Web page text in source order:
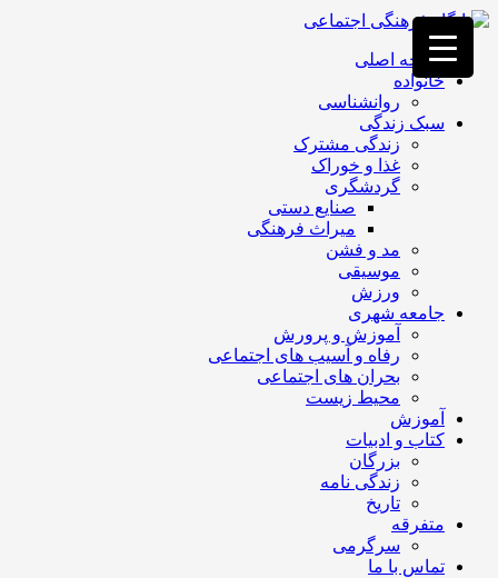
فصد
خون
غرب
تهران
خشکشویی
تصفیه
تهران
صفحه اصلی
خانواده
روانشناسی
سبک زندگی
زندگی مشترک
غذا و خوراک
گردشگری
صنایع دستی
میراث فرهنگی
مد و فشن
موسیقی
ورزش
جامعه شهری
آموزش و پرورش
رفاه و آسیب های اجتماعی
بحران های اجتماعی
محیط زیست
آموزش
کتاب و ادبیات
بزرگان
زندگی نامه
تاریخ
متفرقه
سرگرمی
تماس با ما